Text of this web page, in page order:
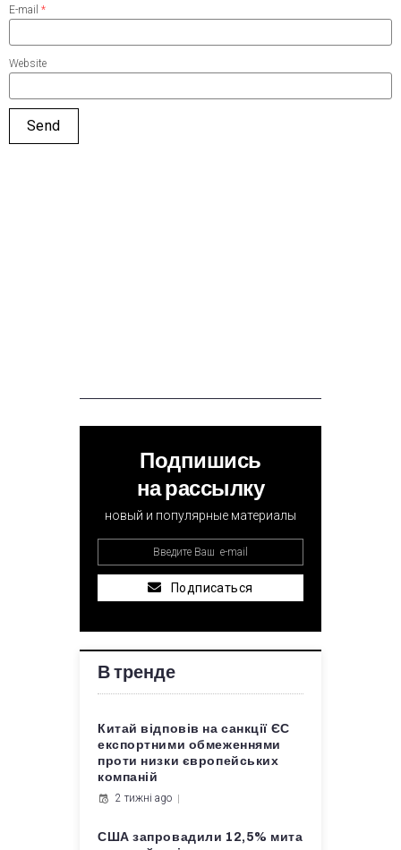
E-mail *
Website
Подпишись
на рассылку
новый и популярные материалы
Подписаться
В тренде
Китай відповів на санкції ЄС
експортними обмеженнями
проти низки європейських
компаній
2 тижні ago
США запровадили 12,5% мита